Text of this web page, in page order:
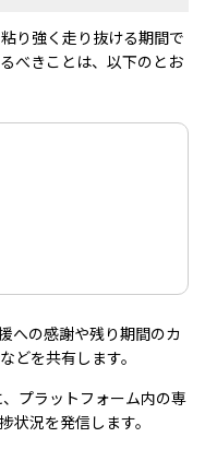
り強く走り抜ける期間で
べきことは、以下のとお
への感謝や残り期間のカ
どを共有します。
プラットフォーム内の専
状況を発信します。